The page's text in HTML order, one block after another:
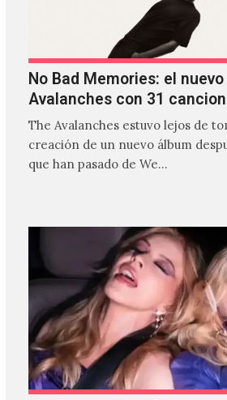
No Bad Memories: el
Avalanches con 31
The Avalanches estuvo lejos de
creación de un nuevo álbum
que han pasado de We…